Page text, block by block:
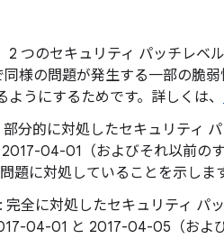
2 つのセキュリティ パッチレベ
様の問題が発生する一部の脆
うにするためです。詳しくは、
部分的に対処したセキュリティ
04-01（およびそれ以前の
題に対処していることを示します
: 完全に対処したセキュリティ パ
04-01 と 2017-04-05（およ